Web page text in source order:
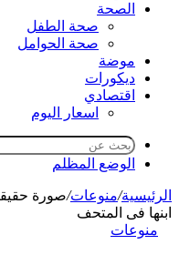
الصحة
صحة الطفل
صحة الحوامل
موضة
ديكورات
اقتصادي
اسعار اليوم
الوضع المظلم
الرئيسية/منوعات/صورة
ابنها فى المتحف
منوعات